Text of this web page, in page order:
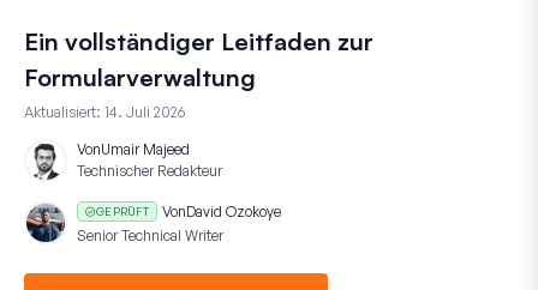
Ein vollständiger Leitfaden zur
Formularverwaltung
Aktualisiert: 14. Juli 2026
VonUmair Majeed
Technischer Redakteur
GEPRÜFT VonDavid Ozokoye
Senior Technical Writer